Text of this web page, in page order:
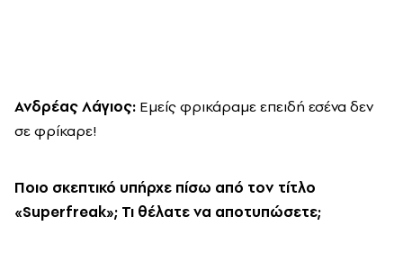
Ανδρέας Λάγιος: Εμείς φρικάραμε επειδή εσένα δεν
σε φρίκαρε!
Ποιο σκεπτικό υπήρχε πίσω από τον τίτλο
«Superfreak»; Τι θέλατε να αποτυπώσετε;